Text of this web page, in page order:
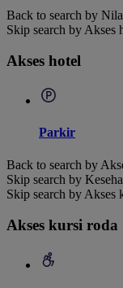
Back to search by
Skip search by Akses
Akses hotel
Parkir
Back to search by
Skip search by
Skip search by Akses
Akses kursi roda